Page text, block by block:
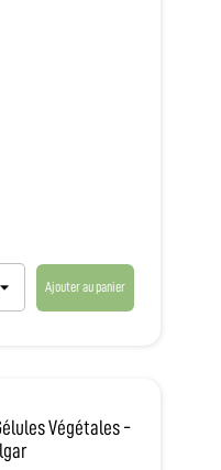
Ajouter au panier
Végétales -